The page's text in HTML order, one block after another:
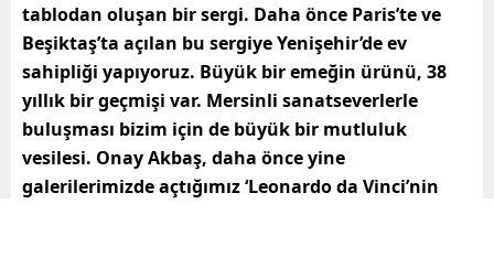
tablodan oluşan bir sergi. Daha önce Paris’te ve
Beşiktaş’ta açılan bu sergiye Yenişehir’de ev
sahipliği yapıyoruz. Büyük bir emeğin ürünü, 38
yıllık bir geçmişi var. Mersinli sanatseverlerle
buluşması bizim için de büyük bir mutluluk
vesilesi. Onay Akbaş, daha önce yine
galerilerimizde açtığımız ‘Leonardo da Vinci’nin